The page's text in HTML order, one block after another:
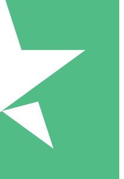
Inget
00